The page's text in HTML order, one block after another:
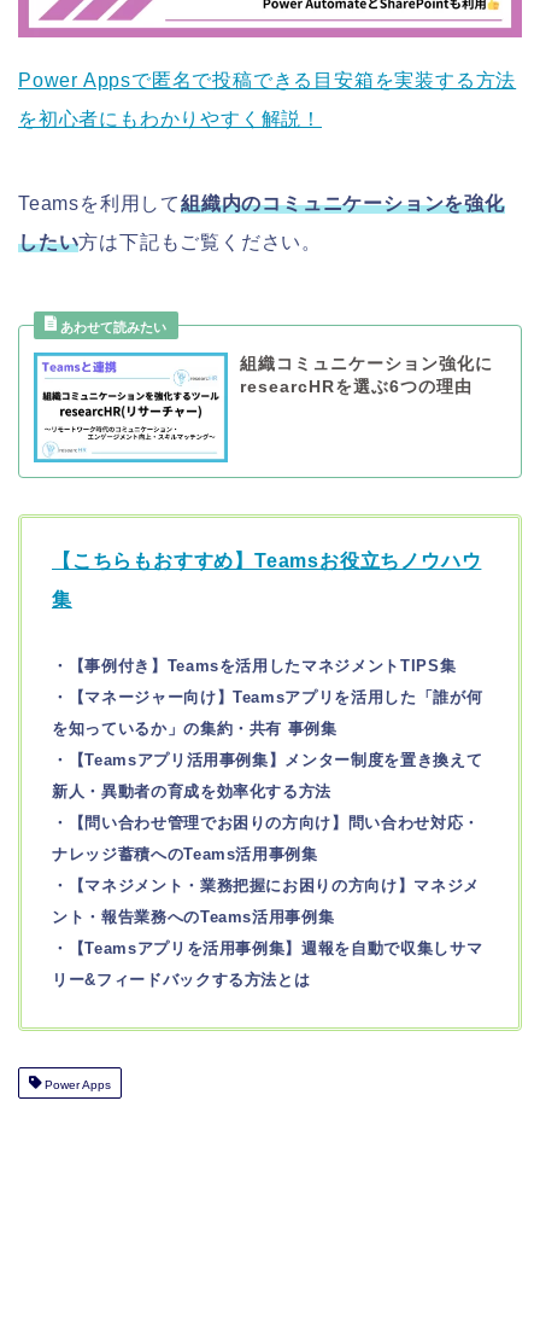
Power Appsで匿名で投稿できる目安箱を実装する方法
を初心者にもわかりやすく解説！
Teamsを利用して組織内のコミュニケーションを強化
したい方は下記もご覧ください。
組織コミュニケーション強化に
researcHRを選ぶ6つの理由
【こちらもおすすめ】Teamsお役立ちノウハウ
集
・【事例付き】Teamsを活用したマネジメントTIPS集
・【マネージャー向け】Teamsアプリを活用した「誰が何
を知っているか」の集約・共有 事例集
・【Teamsアプリ活用事例集】メンター制度を置き換えて
新人・異動者の育成を効率化する方法
・【問い合わせ管理でお困りの方向け】問い合わせ対応・
ナレッジ蓄積へのTeams活用事例集
・【マネジメント・業務把握にお困りの方向け】マネジメ
ント・報告業務へのTeams活用事例集
・【Teamsアプリを活用事例集】週報を自動で収集しサマ
リー&フィードバックする方法とは
Power Apps